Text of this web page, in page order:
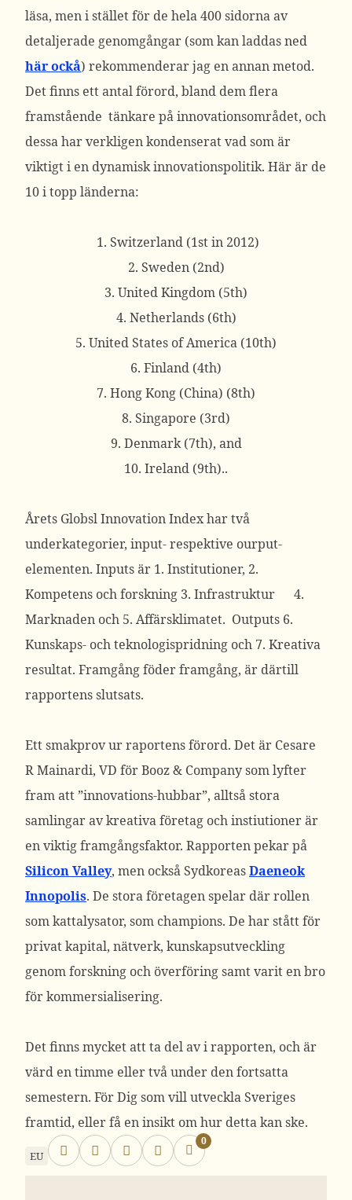
läsa, men i stället för de hela 400 sidorna av
detaljerade genomgångar (som kan laddas ned
här ockå) rekommenderar jag en annan metod.
Det finns ett antal förord, bland dem flera
framstående tänkare på innovationsområdet, och
dessa har verkligen kondenserat vad som är
viktigt i en dynamisk innovationspolitik. Här är de
10 i topp länderna:
1. Switzerland (1st in 2012)
2. Sweden (2nd)
3. United Kingdom (5th)
4. Netherlands (6th)
5. United States of America (10th)
6. Finland (4th)
7. Hong Kong (China) (8th)
8. Singapore (3rd)
9. Denmark (7th), and
10. Ireland (9th)..
Årets Globsl Innovation Index har två
underkategorier, input- respektive ourput-
elementen. Inputs är 1. Institutioner, 2.
Kompetens och forskning 3. Infrastruktur 4.
Marknaden och 5. Affärsklimatet. Outputs 6.
Kunskaps- och teknologispridning och 7. Kreativa
resultat. Framgång föder framgång, är därtill
rapportens slutsats.
Ett smakprov ur raportens förord. Det är Cesare
R Mainardi, VD för Booz & Company som lyfter
fram att ”innovations-hubbar”, alltså stora
samlingar av kreativa företag och instiutioner är
en viktig framgångsfaktor. Rapporten pekar på
Silicon Valley, men också SydkoreasDaeneok
Innopolis. De stora företagen spelar där rollen
som kattalysator, som champions. De har stått för
privat kapital, nätverk, kunskapsutveckling
genom forskning och överföring samt varit en bro
för kommersialisering.
Det finns mycket att ta del av i rapporten, och är
värd en timme eller två under den fortsatta
semestern. För Dig som vill utveckla Sveriges
framtid, eller få en insikt om hur detta kan ske.
EU
0